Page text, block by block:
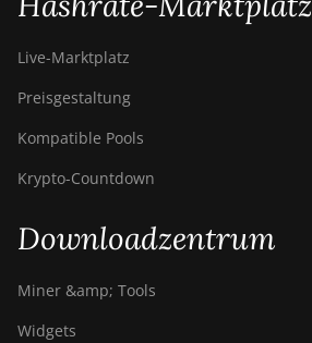
Live-Marktplatz
Preisgestaltung
Kompatible Pools
Krypto-Countdown
Downloadzentrum
Miner &amp; Tools
Widgets